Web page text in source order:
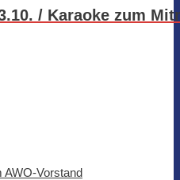
/ Karaoke zum
AWO-Vorstand